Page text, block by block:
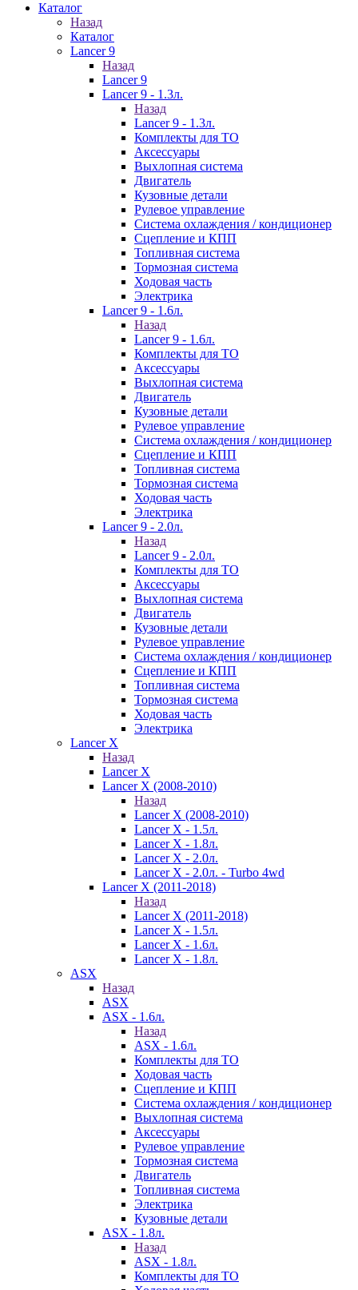
Каталог
Назад
Каталог
Lancer 9
Назад
Lancer 9
Lancer 9 - 1.3л.
Назад
Lancer 9 - 1.3л.
Комплекты для ТО
Аксессуары
Выхлопная система
Двигатель
Кузовные детали
Рулевое управление
Система охлаждения / кондиционер
Сцепление и КПП
Топливная система
Тормозная система
Ходовая часть
Электрика
Lancer 9 - 1.6л.
Назад
Lancer 9 - 1.6л.
Комплекты для ТО
Аксессуары
Выхлопная система
Двигатель
Кузовные детали
Рулевое управление
Система охлаждения / кондиционер
Сцепление и КПП
Топливная система
Тормозная система
Ходовая часть
Электрика
Lancer 9 - 2.0л.
Назад
Lancer 9 - 2.0л.
Комплекты для ТО
Аксессуары
Выхлопная система
Двигатель
Кузовные детали
Рулевое управление
Система охлаждения / кондиционер
Сцепление и КПП
Топливная система
Тормозная система
Ходовая часть
Электрика
Lancer X
Назад
Lancer X
Lancer X (2008-2010)
Назад
Lancer X (2008-2010)
Lancer X - 1.5л.
Lancer X - 1.8л.
Lancer X - 2.0л.
Lancer X - 2.0л. - Turbo 4wd
Lancer X (2011-2018)
Назад
Lancer X (2011-2018)
Lancer X - 1.5л.
Lancer X - 1.6л.
Lancer X - 1.8л.
ASX
Назад
ASX
ASX - 1.6л.
Назад
ASX - 1.6л.
Комплекты для ТО
Ходовая часть
Сцепление и КПП
Система охлаждения / кондиционер
Выхлопная система
Аксессуары
Рулевое управление
Тормозная система
Двигатель
Топливная система
Электрика
Кузовные детали
ASX - 1.8л.
Назад
ASX - 1.8л.
Комплекты для ТО